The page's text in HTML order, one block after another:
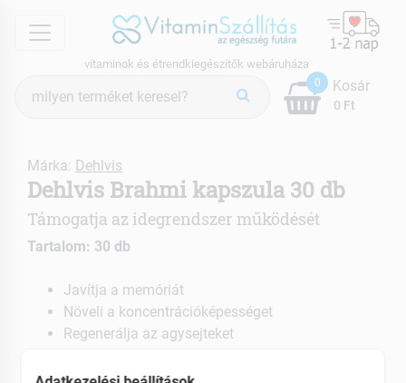
menu
vitaminok és étrendkiegészítők webáruháza
keresés
0
0 Ft
Kosár
Márka: Dehlvis
Dehlvis Brahmi kapszula 30 db
Támogatja az idegrendszer működését
Tartalom: 30 db
Javítja a memóriát
Növeli a koncentrációképességet
Regenerálja az agysejteket